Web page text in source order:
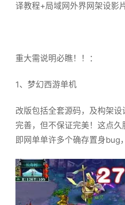
译教程+局域网外界网架设影
重大需说明必瞧！！：
1、 梦幻西游单机
改版包括全套源码，及构架
完善，但不保证完美！这点
即网单单许多个确存置身bug